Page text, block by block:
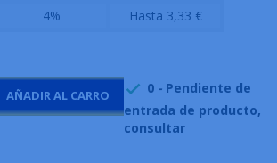
4% Hasta 3,33 €
AÑADIR AL CARRO  0 - Pendiente de
entrada de producto,
consultar